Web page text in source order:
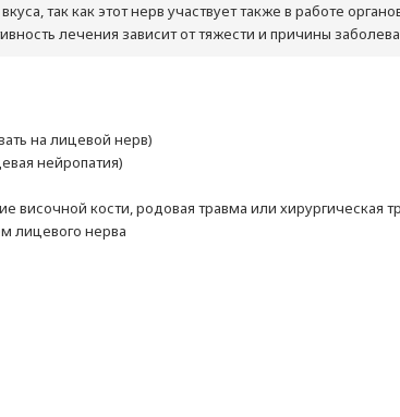
так как этот нерв участвует также в работе
лечения зависит от тяжести и причины
на лицевой нерв)
нейропатия)
кости, родовая травма или хирургическая
лицевого нерва